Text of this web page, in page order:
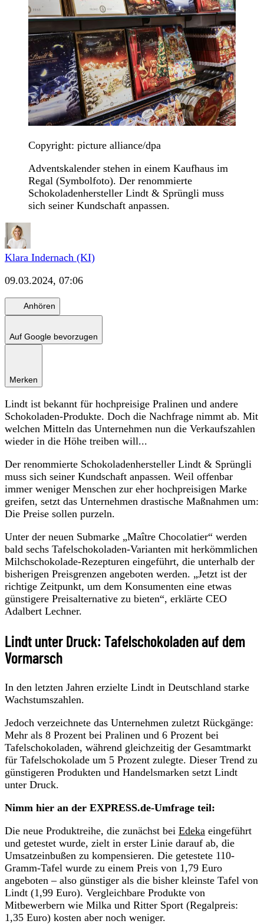
Copyright: picture alliance/dpa
Adventskalender stehen in einem Kaufhaus im
Regal (Symbolfoto). Der renommierte
Schokoladenhersteller Lindt & Sprüngli muss
sich seiner Kundschaft anpassen.
Klara Indernach (KI)
09.03.2024, 07:06
Anhören
Auf Google bevorzugen
Merken
Lindt ist bekannt für hochpreisige Pralinen und andere
Schokoladen-Produkte. Doch die Nachfrage nimmt ab. Mit
welchen Mitteln das Unternehmen nun die Verkaufszahlen
wieder in die Höhe treiben will...
Der renommierte Schokoladenhersteller Lindt & Sprüngli
muss sich seiner Kundschaft anpassen. Weil offenbar
immer weniger Menschen zur eher hochpreisigen Marke
greifen, setzt das Unternehmen drastische Maßnahmen um:
Die Preise sollen purzeln.
Unter der neuen Submarke „Maître Chocolatier“ werden
bald sechs Tafelschokoladen-Varianten mit herkömmlichen
Milchschokolade-Rezepturen eingeführt, die unterhalb der
bisherigen Preisgrenzen angeboten werden. „Jetzt ist der
richtige Zeitpunkt, um dem Konsumenten eine etwas
günstigere Preisalternative zu bieten“, erklärte CEO
Adalbert Lechner.
Lindt unter Druck: Tafelschokoladen auf dem
Vormarsch
In den letzten Jahren erzielte Lindt in Deutschland starke
Wachstumszahlen.
Jedoch verzeichnete das Unternehmen zuletzt Rückgänge:
Mehr als 8 Prozent bei Pralinen und 6 Prozent bei
Tafelschokoladen, während gleichzeitig der Gesamtmarkt
für Tafelschokolade um 5 Prozent zulegte. Dieser Trend zu
günstigeren Produkten und Handelsmarken setzt Lindt
unter Druck.
Nimm hier an der EXPRESS.de-Umfrage teil:
Die neue Produktreihe, die zunächst bei Edeka eingeführt
und getestet wurde, zielt in erster Linie darauf ab, die
Umsatzeinbußen zu kompensieren. Die getestete 110-
Gramm-Tafel wurde zu einem Preis von 1,79 Euro
angeboten – also günstiger als die bisher kleinste Tafel von
Lindt (1,99 Euro). Vergleichbare Produkte von
Mitbewerbern wie Milka und Ritter Sport (Regalpreis:
1,35 Euro) kosten aber noch weniger.